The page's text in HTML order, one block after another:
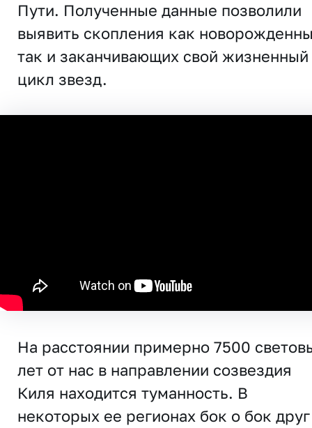
Пути. Полученные данные позволили
выявить скопления как
так и заканчивающих свой жизненный
цикл звезд.
На расстоянии примерно 7500
лет от нас в направлении созвездия
Киля находится туманность. В
некоторых ее регионах бок о бок